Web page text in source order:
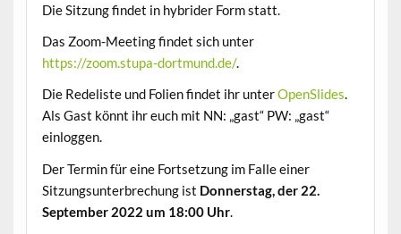
Die Sitzung findet in hybrider Form statt.
Das Zoom-Meeting findet sich unter
https://zoom.stupa-dortmund.de/.
Die Redeliste und Folien findet ihr unterOpenSlides.
Als Gast könnt ihr euch mit NN: „gast“ PW: „gast“
einloggen.
Der Termin für eine Fortsetzung im Falle einer
Sitzungsunterbrechung ist Donnerstag, der 22.
September 2022 um 18:00 Uhr.